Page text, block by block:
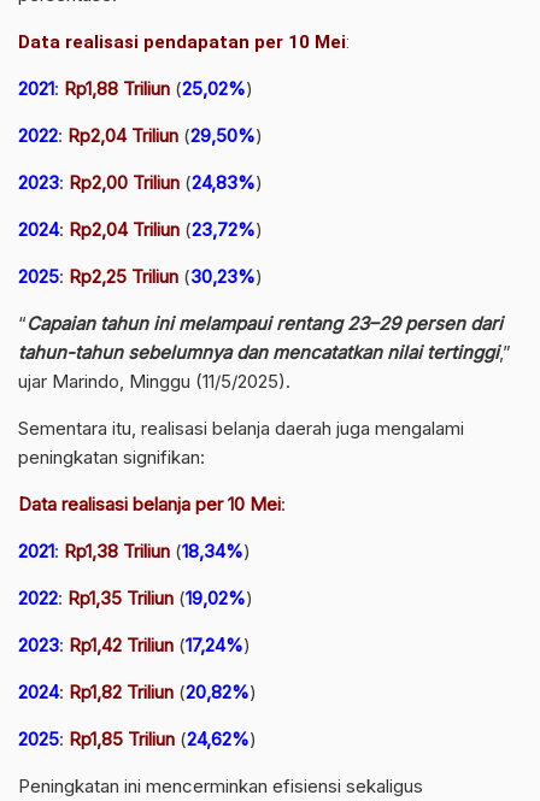
Data realisasi pendapatan per 10 Mei:
2021: Rp1,88 Triliun (25,02%)
2022: Rp2,04 Triliun (29,50%)
2023: Rp2,00 Triliun (24,83%)
2024: Rp2,04 Triliun (23,72%)
2025: Rp2,25 Triliun (30,23%)
“Capaian tahun ini melampaui rentang 23–29 persen dari
tahun-tahun sebelumnya dan mencatatkan nilai tertinggi,”
ujar Marindo, Minggu (11/5/2025).
Sementara itu, realisasi belanja daerah juga mengalami
peningkatan signifikan:
Data realisasi belanja per 10 Mei:
2021: Rp1,38 Triliun (18,34%)
2022: Rp1,35 Triliun (19,02%)
2023: Rp1,42 Triliun (17,24%)
2024: Rp1,82 Triliun (20,82%)
2025: Rp1,85 Triliun (24,62%)
Peningkatan ini mencerminkan efisiensi sekaligus